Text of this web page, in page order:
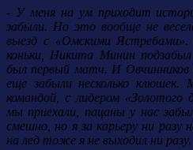
- У меня на ум приходит
забыли. Но это вообще не
выезд с «Омскими Ястребами».
коньки, Никита Минин
был первый матч. И
еще забыли несколько
командой, с лидером
мы приехали, пацаны у нас
смешно, но я за карьеру ни разу
на лед тоже я не выходил ни разу.